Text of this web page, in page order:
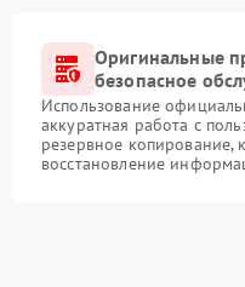
Оригинальные
безопасное
Использование
аккуратная работа с
резервное копирование,
восстановление